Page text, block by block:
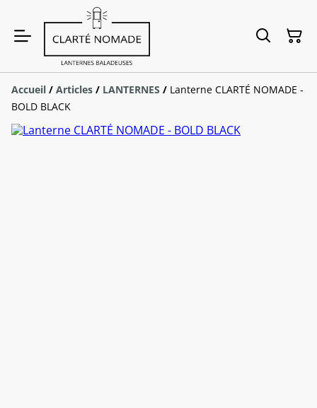
Accueil / Articles / LANTERNES / Lanterne CLARTÉ NOMADE -
BOLD BLACK